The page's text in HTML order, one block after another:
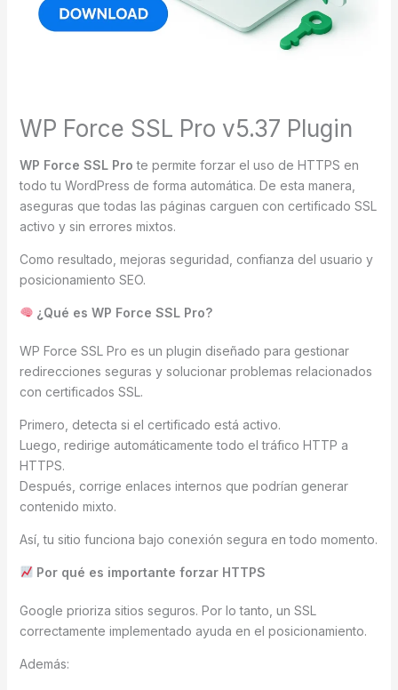
WP Force SSL Pro v5.37 Plugin
WP Force SSL Pro te permite forzar el uso de HTTPS en
todo tu WordPress de forma automática. De esta manera,
aseguras que todas las páginas carguen con certificado SSL
activo y sin errores mixtos.
Como resultado, mejoras seguridad, confianza del usuario y
posicionamiento SEO.
¿Qué es WP Force SSL Pro?
WP Force SSL Pro es un plugin diseñado para gestionar
redirecciones seguras y solucionar problemas relacionados
con certificados SSL.
Primero, detecta si el certificado está activo.
Luego, redirige automáticamente todo el tráfico HTTP a
HTTPS.
Después, corrige enlaces internos que podrían generar
contenido mixto.
Así, tu sitio funciona bajo conexión segura en todo momento.
Por qué es importante forzar HTTPS
Google prioriza sitios seguros. Por lo tanto, un SSL
correctamente implementado ayuda en el posicionamiento.
Además: